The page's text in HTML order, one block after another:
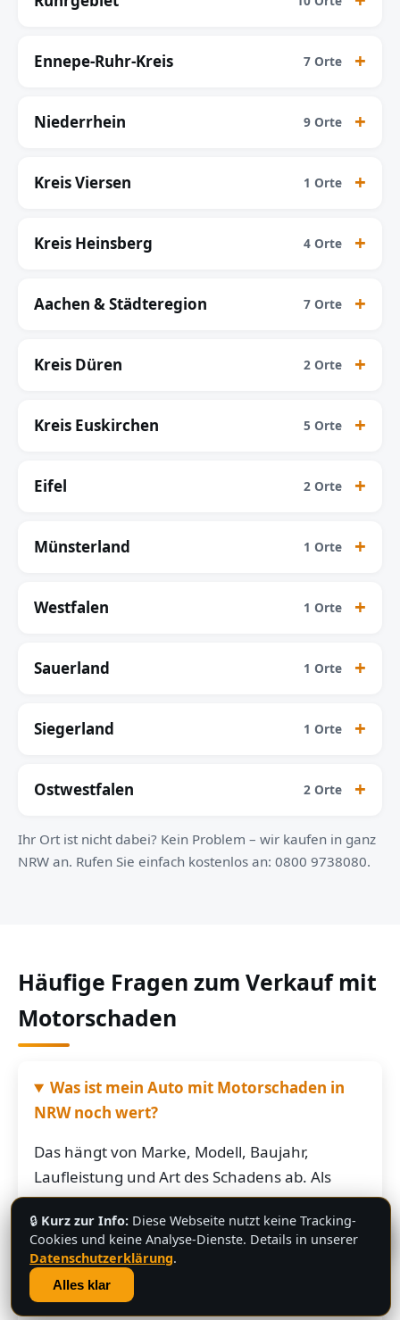
Ennepe-Ruhr-Kreis 7 Orte
Niederrhein 9 Orte
Kreis Viersen 1 Orte
Kreis Heinsberg 4 Orte
Aachen & Städteregion 7 Orte
Kreis Düren 2 Orte
Kreis Euskirchen 5 Orte
Eifel 2 Orte
Münsterland 1 Orte
Westfalen 1 Orte
Sauerland 1 Orte
Siegerland 1 Orte
Ostwestfalen 2 Orte
Ihr Ort ist nicht dabei? Kein Problem – wir kaufen in ganz
NRW an. Rufen Sie einfach kostenlos an: 0800 9738080.
Häufige Fragen zum Verkauf mit
Motorschaden
Was ist mein Auto mit Motorschaden in
NRW noch wert?
Das hängt von Marke, Modell, Baujahr,
Laufleistung und Art des Schadens ab. Als
grobe Richtung: Fahrzeuge mit Motorschaden
bringen je nach Restwert der Karosserie und
der Teile oft noch mehrere hundert bis
mehrere tausend Euro. Schicken Sie uns die
Fahrzeugdaten – Sie bekommen von uns eine
💬
🔒 Kurz zur Info: Diese Webseite nutzt keine Tracking-
Cookies und keine Analyse-Dienste. Details in unserer
Datenschutzerklärung.
Alles klar